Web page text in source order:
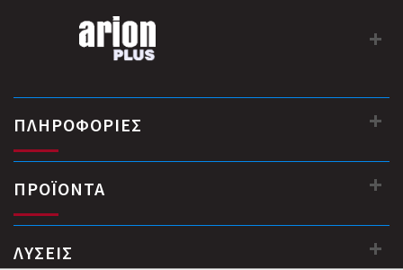
ΠΛΗΡΟΦΟΡΙΕΣ
ΠΡΟΪΟΝΤΑ
ΛΥΣΕΙΣ